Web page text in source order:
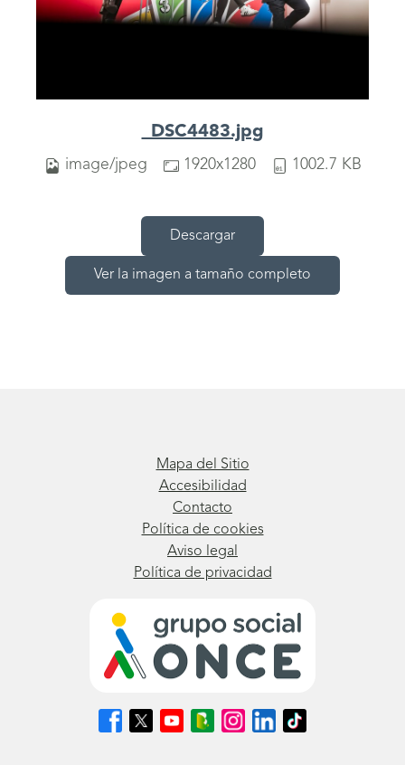
_DSC4483.jpg
image/jpeg 1920x1280 1002.7 KB
Descargar
Ver la imagen a tamaño completo
Mapa del Sitio
Accesibilidad
Contacto
Política de cookies
Aviso legal
Política de privacidad
Síguenos
en
Síguenos
en
Síguenos
en
Síguenos
en
Síguenos
en
Síguenos
en
Síguenos
en